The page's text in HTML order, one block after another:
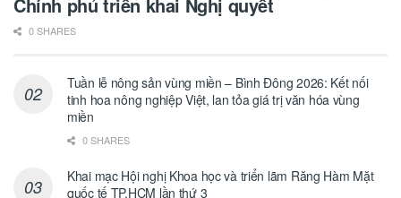
Chính phủ triển khai Nghị quyết
0 SHARES
Tuần lễ nông sản vùng miền – Bình Đông 2026: Kết nối
tinh hoa nông nghiệp Việt, lan tỏa giá trị văn hóa vùng
miền
0 SHARES
Khai mạc Hội nghị Khoa học và triển lãm Răng Hàm Mặt
quốc tế TP.HCM lần thứ 3